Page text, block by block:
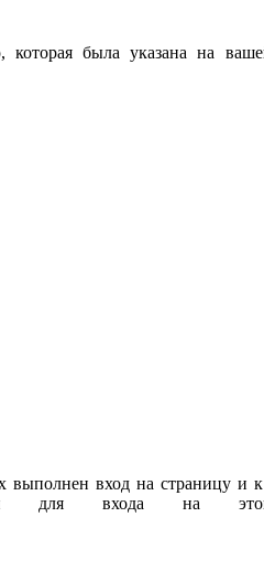
была указана на
выполнен вход на страницу
для входа на